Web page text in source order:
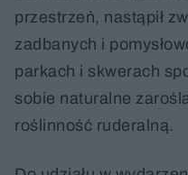
przestrzeń, nastąpił
zadbanych i
parkach i skwerach
sobie naturalne
roślinność ruderalną.